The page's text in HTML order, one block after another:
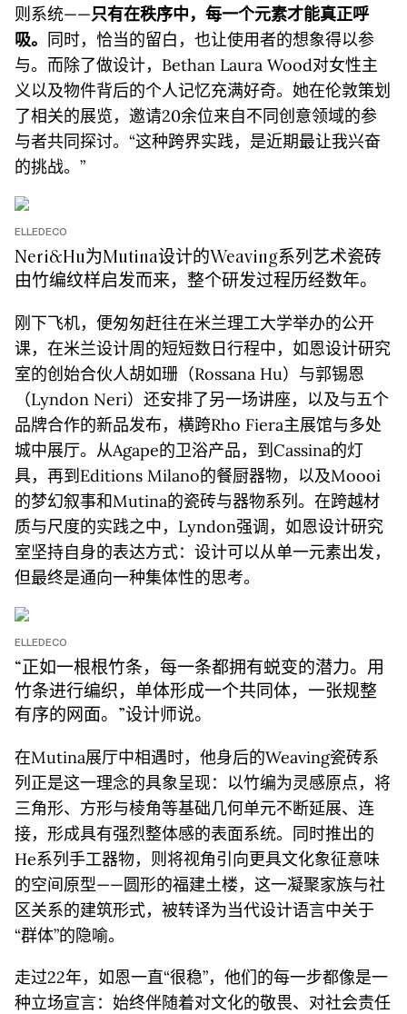
则系统——只有在秩序中，每一个元素才能真正呼
吸。 同时，恰当的留白，也让使用者的想象得以参
与。而除了做设计，Bethan Laura Wood对女性主
义以及物件背后的个人记忆充满好奇。她在伦敦策划
了相关的展览，邀请20余位来自不同创意领域的参
与者共同探讨。“这种跨界实践，是近期最让我兴奋
的挑战。”
ELLEDECO
Neri&Hu为Mutina设计的Weaving系列艺术瓷砖
由竹编纹样启发而来，整个研发过程历经数年。
刚下飞机，便匆匆赶往在米兰理工大学举办的公开
课，在米兰设计周的短短数日行程中，如恩设计研究
室的创始合伙人胡如珊（Rossana Hu）与郭锡恩
（Lyndon Neri）还安排了另一场讲座，以及与五个
品牌合作的新品发布，横跨Rho Fiera主展馆与多处
城中展厅。从Agape的卫浴产品，到Cassina的灯
具，再到Editions Milano的餐厨器物，以及Moooi
的梦幻叙事和Mutina的瓷砖与器物系列。在跨越材
质与尺度的实践之中，Lyndon强调，如恩设计研究
室坚持自身的表达方式：设计可以从单一元素出发，
但最终是通向一种集体性的思考。
ELLEDECO
“正如一根根竹条，每一条都拥有蜕变的潜力。用
竹条进行编织，单体形成一个共同体，一张规整
有序的网面。”设计师说。
在Mutina展厅中相遇时，他身后的Weaving瓷砖系
列正是这一理念的具象呈现：以竹编为灵感原点，将
三角形、方形与棱角等基础几何单元不断延展、连
接，形成具有强烈整体感的表面系统。同时推出的
He系列手工器物，则将视角引向更具文化象征意味
的空间原型——圆形的福建土楼，这一凝聚家族与社
区关系的建筑形式，被转译为当代设计语言中关于
“群体”的隐喻。
走过22年，如恩一直“很稳”，他们的每一步都像是一
种立场宣言：始终伴随着对文化的敬畏、对社会责任